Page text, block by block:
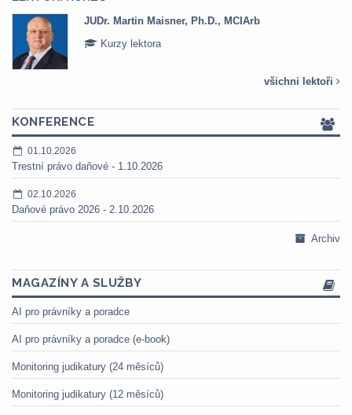
JUDr. Martin Maisner, Ph.D., MCIArb
Kurzy lektora
všichni lektoři
KONFERENCE
01.10.2026
Trestní právo daňové - 1.10.2026
02.10.2026
Daňové právo 2026 - 2.10.2026
Archiv
MAGAZÍNY A SLUŽBY
AI pro právníky a poradce
AI pro právníky a poradce (e-book)
Monitoring judikatury (24 měsíců)
Monitoring judikatury (12 měsíců)